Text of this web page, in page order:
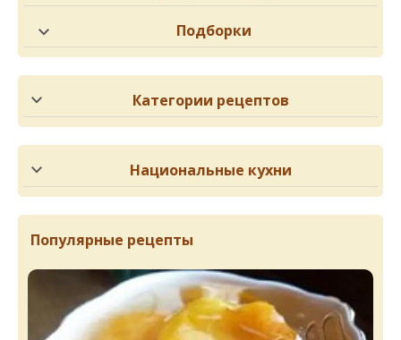
Подборки
Категории рецептов
Национальные кухни
Популярные рецепты